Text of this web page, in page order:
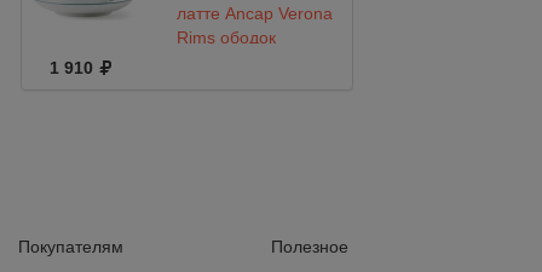
латте Ancap Verona
Rims ободок
1 910
Покупателям
Полезное